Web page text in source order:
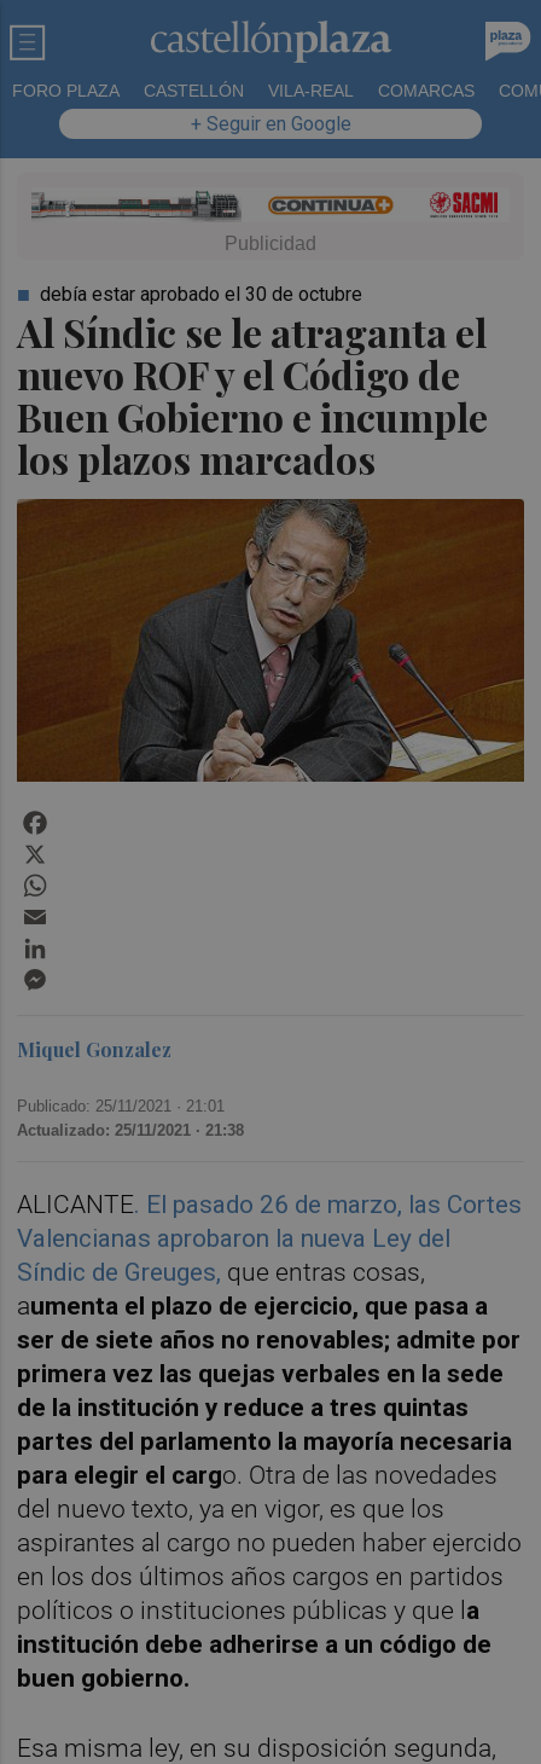
FORO PLAZA CASTELLÓN VILA-REAL COMARCAS
+ Seguir en Google
Al Síndic se le atraganta el
nuevo ROF y el Código de
Buen Gobierno e incumple
los plazos marcados
debía estar aprobado el 30 de octubre
Miquel Gonzalez
Publicado: 25/11/2021 · 21:01
Actualizado: 25/11/2021 · 21:38
ALICANTE. El pasado 26 de marzo, las Cortes
Valencianas aprobaron la nueva Ley del
Síndic de Greuges, que entras cosas,
aumenta el plazo de ejercicio, que pasa a
ser de siete años no renovables; admite por
primera vez las quejas verbales en la sede
de la institución y reduce a tres quintas
partes del parlamento la mayoría necesaria
para elegir el cargo. Otra de las novedades
del nuevo texto, ya en vigor, es que los
aspirantes al cargo no pueden haber ejercido
en los dos últimos años cargos en partidos
políticos o instituciones públicas y que l a
institución debe adherirse a un código de
buen gobierno.
Esa misma ley, en su disposición segunda,